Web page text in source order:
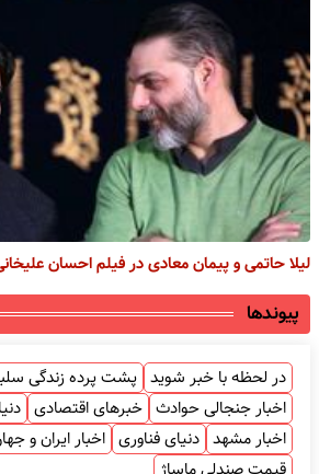
لیلا حاتمی و پیمان معادی در فیلم احسان
پیوندها
در لحظه با خبر شوید پشت پرده زندگی
اخبار جنجالی حوادث خبرهای اقتصادی
اخبار مشهد دنیای فناوری اخبار ایران و